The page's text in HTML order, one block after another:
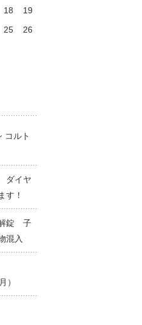
18
19
25
26
コルト
ダイヤ
す！
錠 子
混入
）